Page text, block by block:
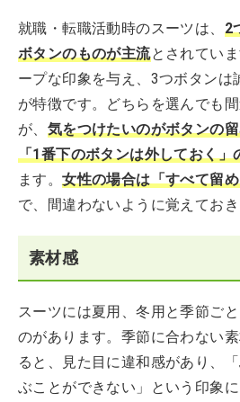
就職・転職活動時のスーツは、 2
ボタンのものが主流とされてい
ープな印象を与え、3つボタンは
が特徴です。どちらを選んでも
が、 気をつけたいのがボタンの
「1番下のボタンは外しておく」
ます。女性の場合は「すべて留
で、間違わないように覚えておき
素材感
スーツには夏用、冬用と季節ご
のがあります。季節に合わない
ると、見た目に違和感があり、
ぶことができない」という印象